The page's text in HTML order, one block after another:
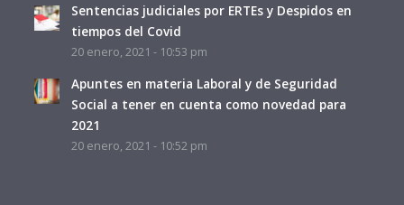
Sentencias judiciales por ERTEs y Despidos en
tiempos del Covid
20 enero, 2021 - 10:53 pm
Apuntes en materia Laboral y de Seguridad
Social a tener en cuenta como novedad para
2021
20 enero, 2021 - 10:52 pm